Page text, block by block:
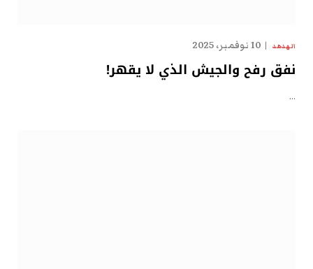
الهدهد 10 نوفمبر، 2025
نفق رفح والجيش الذي لا يقهر!
…